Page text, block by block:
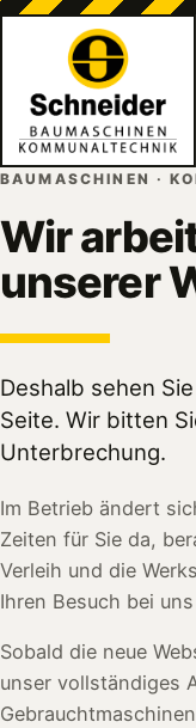
BAUMASCHINEN ·
Wir
unserer
Deshalb sehen
Seite. Wir bitten
Unterbrechung.
Im Betrieb ändert
Zeiten für Sie da,
Verleih und die
Ihren Besuch bei
Sobald die neue
unser vollständiges